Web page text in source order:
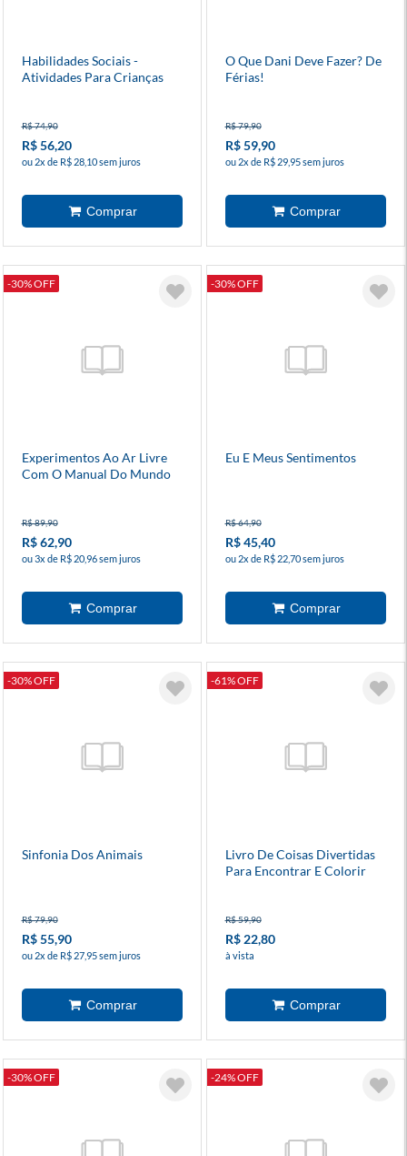
Habilidades Sociais -
Atividades Para Crianças
R$ 74,90
R$ 56,20
ou 2x de R$ 28,10 sem juros
O Que Dani Deve Fazer? De
Férias!
R$ 79,90
R$ 59,90
ou 2x de R$ 29,95 sem juros
-30% OFF
Experimentos Ao Ar Livre
Com O Manual Do Mundo
R$ 89,90
R$ 62,90
ou 3x de R$ 20,96 sem juros
-30% OFF
Eu E Meus Sentimentos
R$ 64,90
R$ 45,40
ou 2x de R$ 22,70 sem juros
-30% OFF
Sinfonia Dos Animais
R$ 79,90
R$ 55,90
ou 2x de R$ 27,95 sem juros
-61% OFF
Livro De Coisas Divertidas
Para Encontrar E Colorir
R$ 59,90
R$ 22,80
à vista
-30% OFF -24% OFF